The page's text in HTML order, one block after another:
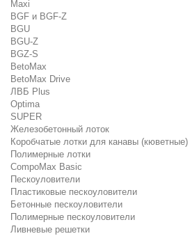
Maxi
BGF и BGF-Z
BGU
BGU-Z
BGZ-S
BetoMax
BetoMax Drive
ЛВБ Plus
Optima
SUPER
Железобетонный лоток
Коробчатые лотки для канавы (кюветные)
Полимерные лотки
CompoMax Basic
Пескоуловители
Пластиковые пескоуловители
Бетонные пескоуловители
Полимерные пескоуловители
Ливневые решетки